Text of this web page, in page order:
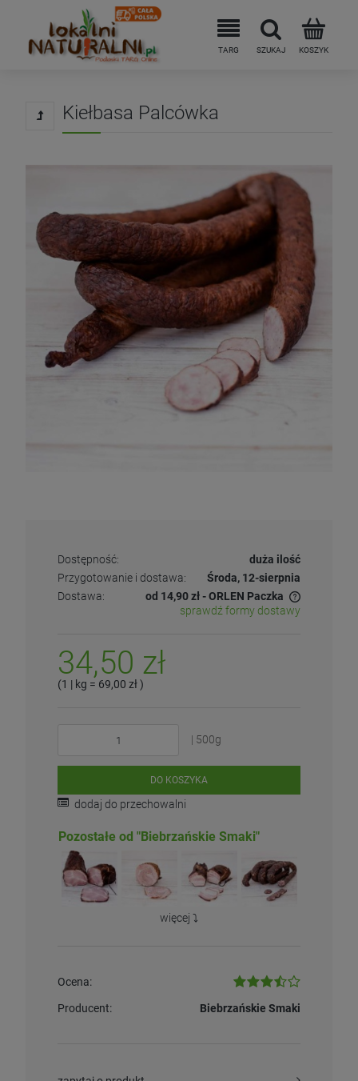
Kiełbasa Palcówka
Dostępność:
duża ilość
Przygotowanie i dostawa:
Środa, 12-sierpnia
Dostawa:
od 14,90 zł- ORLEN Paczka
sprawdź formy dostawy
34,50 zł
(1 | kg = 69,00 zł)
| 500g
DO KOSZYKA
dodaj do przechowalni
Pozostałe od "Biebrzańskie Smaki"
więcej ⤵️
Ocena:
Producent: Biebrzańskie Smaki